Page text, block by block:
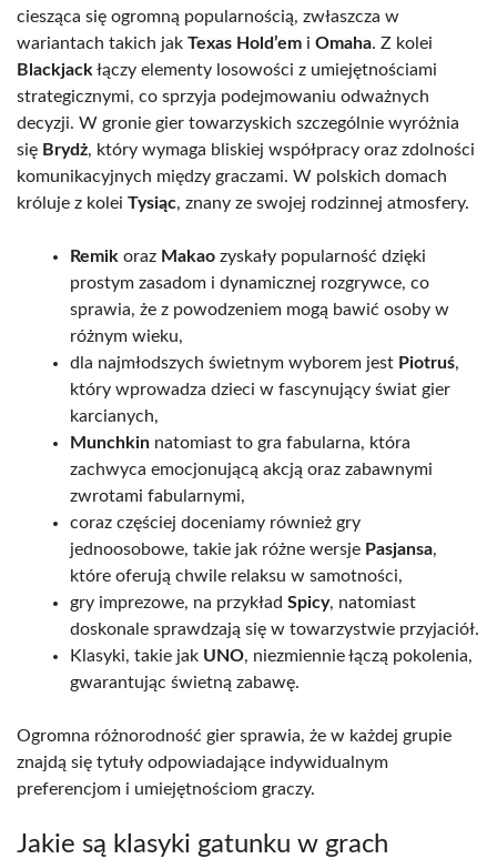
ciesząca się ogromną popularnością, zwłaszcza w
wariantach takich jak Texas Hold’em i Omaha. Z kolei
Blackjack łączy elementy losowości z umiejętnościami
strategicznymi, co sprzyja podejmowaniu odważnych
decyzji. W gronie gier towarzyskich szczególnie wyróżnia
się Brydż, który wymaga bliskiej współpracy oraz zdolności
komunikacyjnych między graczami. W polskich domach
króluje z kolei Tysiąc, znany ze swojej rodzinnej atmosfery.
Remik oraz Makao zyskały popularność dzięki
prostym zasadom i dynamicznej rozgrywce, co
sprawia, że z powodzeniem mogą bawić osoby w
różnym wieku,
dla najmłodszych świetnym wyborem jest Piotruś,
który wprowadza dzieci w fascynujący świat gier
karcianych,
Munchkin natomiast to gra fabularna, która
zachwyca emocjonującą akcją oraz zabawnymi
zwrotami fabularnymi,
coraz częściej doceniamy również gry
jednoosobowe, takie jak różne wersje Pasjansa,
które oferują chwile relaksu w samotności,
gry imprezowe, na przykład Spicy, natomiast
doskonale sprawdzają się w towarzystwie przyjaciół.
Klasyki, takie jak UNO, niezmiennie łączą pokolenia,
gwarantując świetną zabawę.
Ogromna różnorodność gier sprawia, że w każdej grupie
znajdą się tytuły odpowiadające indywidualnym
preferencjom i umiejętnościom graczy.
Jakie są klasyki gatunku w grach